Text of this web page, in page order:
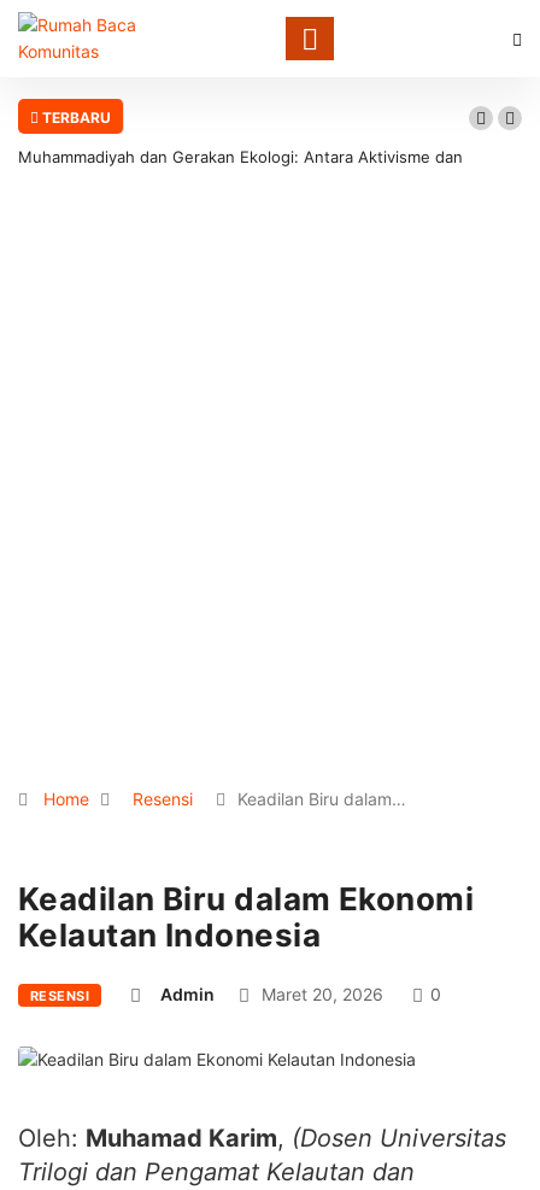
TERBARU
Muhammadiyah dan Gerakan Ekologi: Antara Aktivisme dan
Home Resensi Keadilan Biru dalam…
Keadilan Biru dalam Ekonomi
Kelautan Indonesia
RESENSI Admin Maret 20, 2026 0
Oleh: Muhamad Karim, (Dosen Universitas
Trilogi dan Pengamat Kelautan dan